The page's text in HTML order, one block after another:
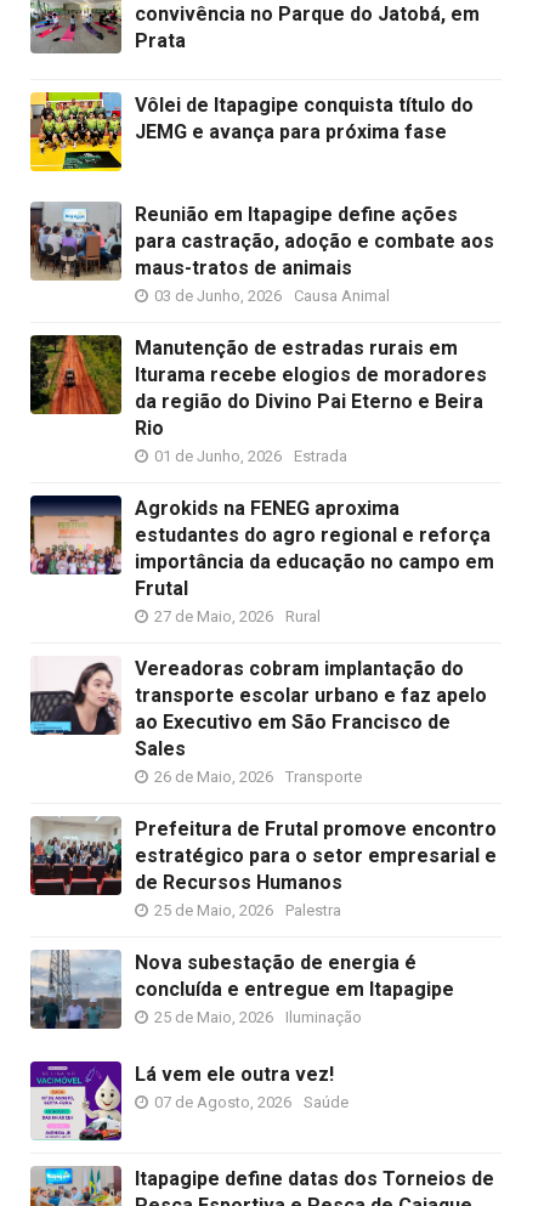
convivência no Parque do Jatobá, em
Prata
Vôlei de Itapagipe conquista título do
JEMG e avança para próxima fase
Reunião em Itapagipe define ações
para castração, adoção e combate aos
maus-tratos de animais
03 de Junho, 2026 Causa Animal
Manutenção de estradas rurais em
Iturama recebe elogios de moradores
da região do Divino Pai Eterno e Beira
Rio
01 de Junho, 2026 Estrada
Agrokids na FENEG aproxima
estudantes do agro regional e reforça
importância da educação no campo em
Frutal
27 de Maio, 2026 Rural
Vereadoras cobram implantação do
transporte escolar urbano e faz apelo
ao Executivo em São Francisco de
Sales
26 de Maio, 2026 Transporte
Prefeitura de Frutal promove encontro
estratégico para o setor empresarial e
de Recursos Humanos
25 de Maio, 2026 Palestra
Nova subestação de energia é
concluída e entregue em Itapagipe
25 de Maio, 2026 Iluminação
Lá vem ele outra vez!
07 de Agosto, 2026 Saúde
Itapagipe define datas dos Torneios de